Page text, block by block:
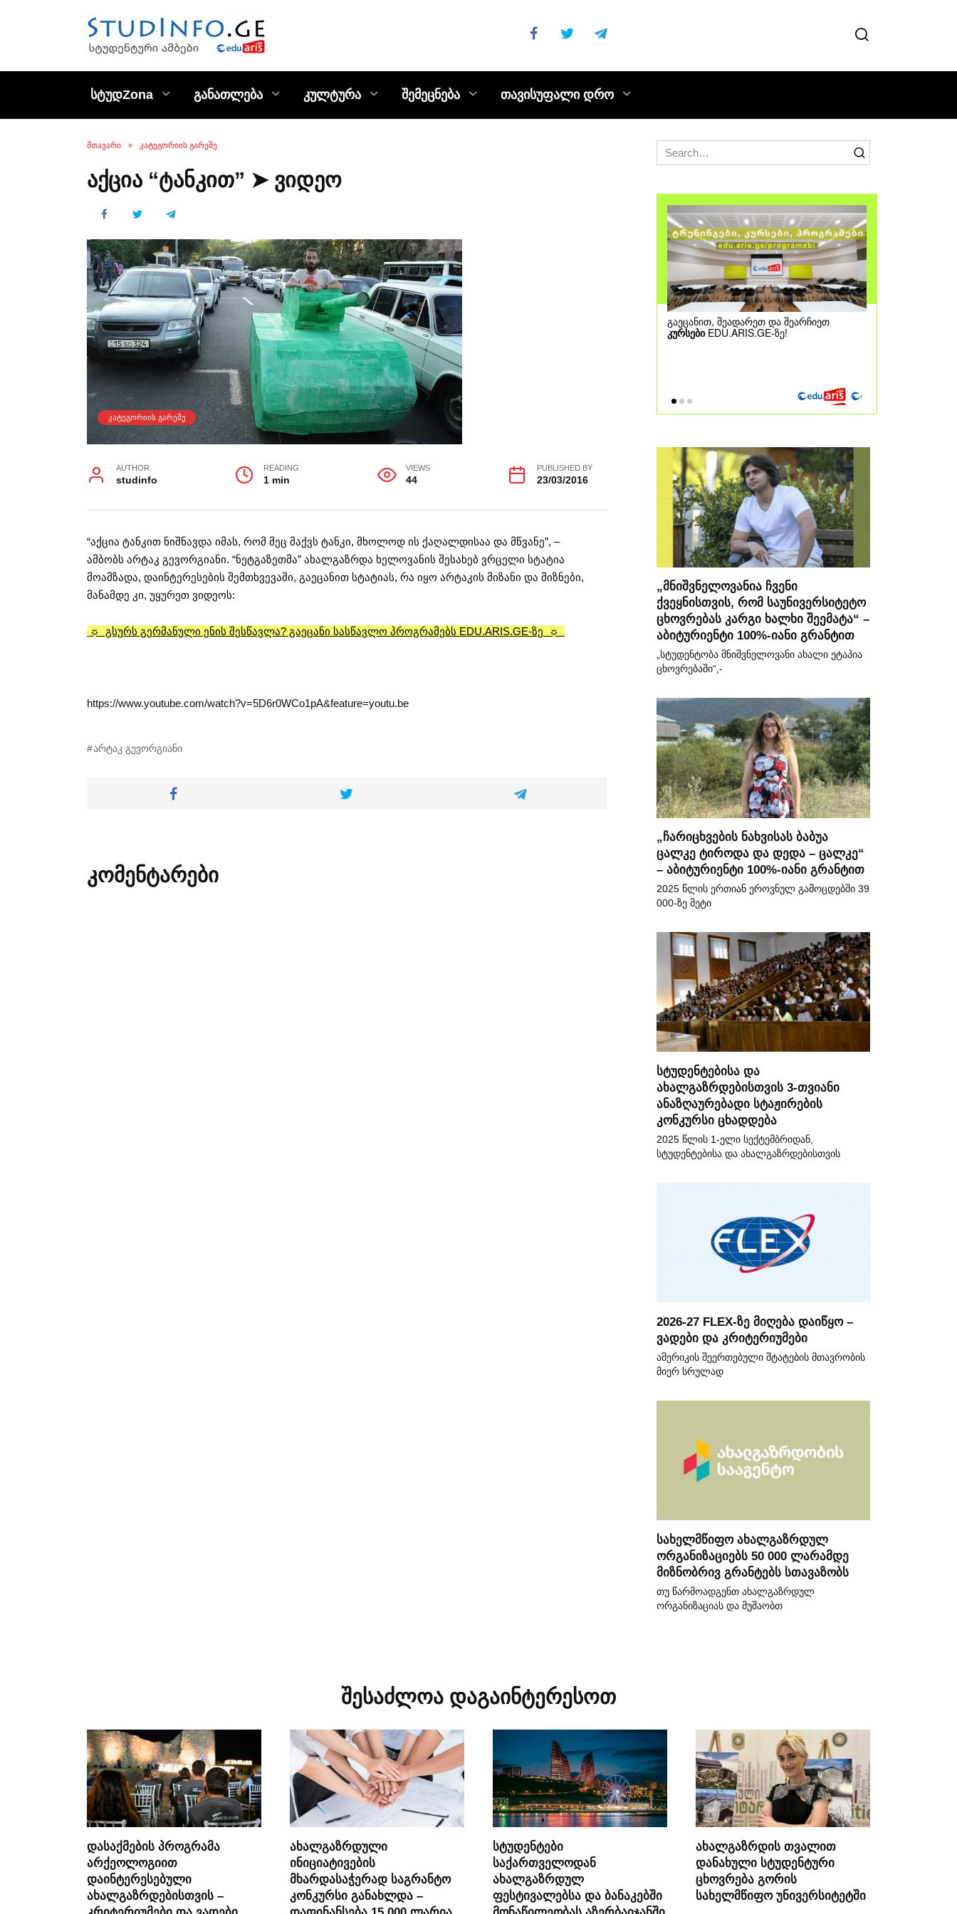
სტუდZona განათლება კულტურა შემეცნება თავისუფალი დრო
ᲛᲗᲐᲕᲐᲠᲘ » ᲙᲐᲢᲔᲒᲝᲠᲘᲘᲡ ᲒᲐᲠᲔᲨᲔ
აქცია “ტანკით” ➤ ვიდეო
ᲙᲐᲢᲔᲒᲝᲠᲘᲘᲡ ᲒᲐᲠᲔᲨᲔ
AUTHOR
studinfo
READING
1 min
VIEWS
44
PUBLISHED BY
23/03/2016
“აქცია ტანკით ნიშნავდა იმას, რომ მეც მაქვს ტანკი, მხოლოდ ის ქაღალდისაა და მწვანე”, –
ამბობს არტაკ გევორგიანი. “ნეტგაზეთმა” ახალგაზრდა ხელოვანის შესახებ ვრცელი სტატია
მოამზადა, დაინტერესების შემთხვევაში, გაეცანით სტატიას, რა იყო არტაკის მიზანი და მიზნები,
მანამდე კი, უყურეთ ვიდეოს:
☼ გსურს გერმანული ენის შესწავლა? გაეცანი სასწავლო პროგრამებს EDU.ARIS.GE-ზე ☼
https://www.youtube.com/watch?v=5D6r0WCo1pA&feature=youtu.be
არტაკ გევორგიანი
კომენტარები
Search
for:
„მნიშვნელოვანია ჩვენი
ქვეყნისთვის, რომ საუნივერსიტეტო
ცხოვრებას კარგი ხალხი შეემატა“ –
აბიტურიენტი 100%-იანი გრანტით
„სტუდენტობა მნიშვნელოვანი ახალი ეტაპია
ცხოვრებაში“,-
„ჩარიცხვების ნახვისას ბაბუა
ცალკე ტიროდა და დედა – ცალკე“
– აბიტურიენტი 100%-იანი გრანტით
2025 წლის ერთიან ეროვნულ გამოცდებში 39
000-ზე მეტი
სტუდენტებისა და
ახალგაზრდებისთვის 3-თვიანი
ანაზღაურებადი სტაჟირების
კონკურსი ცხადდება
2025 წლის 1-ელი სექტემბრიდან,
სტუდენტებისა და ახალგაზრდებისთვის
2026-27 FLEX-ზე მიღება დაიწყო –
ვადები და კრიტერიუმები
ამერიკის შეერთებული შტატების მთავრობის
მიერ სრულად
სახელმწიფო ახალგაზრდულ
ორგანიზაციებს 50 000 ლარამდე
მიზნობრივ გრანტებს სთავაზობს
თუ წარმოადგენთ ახალგაზრდულ
ორგანიზაციას და მუშაობთ
შესაძლოა დაგაინტერესოთ
დასაქმების პროგრამა
არქეოლოგიით
დაინტერესებული
ახალგაზრდებისთვის –
ახალგაზრდული
ინიციატივების
მხარდასაჭერად საგრანტო
კონკურსი განახლდა –
სტუდენტები
საქართველოდან
ახალგაზრდულ
ფესტივალებსა და ბანაკებში
ახალგაზრდის თვალით
დანახული სტუდენტური
ცხოვრება გორის
სახელმწიფო უნივერსიტეტში